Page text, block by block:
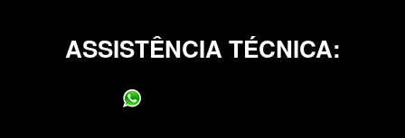
ASSISTÊNCIA TÉCNICA: